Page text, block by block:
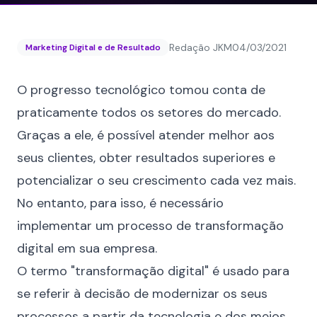
Marketing Digital e de Resultado Redação JKM04/03/2021
O progresso tecnológico tomou conta de
praticamente todos os setores do mercado.
Graças a ele, é possível atender melhor aos
seus clientes, obter resultados superiores e
potencializar o seu crescimento cada vez mais.
No entanto, para isso, é necessário
implementar um processo de transformação
digital em sua empresa.
O termo "transformação digital" é usado para
se referir à decisão de modernizar os seus